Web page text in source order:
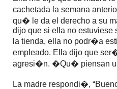
cachetada la semana
qu� le da el derecho a su
dijo que si ella no estuviese
la tienda, ella no podr�a
empleado. Ella dijo que
agresi�n. �Qu� piensan
La madre respondi�,